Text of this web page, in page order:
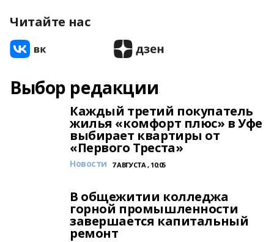
Читайте нас
Выбор редакции
Каждый третий покупатель
жилья «комфорт плюс» в Уфе
выбирает квартиры от
«Первого Треста»
Новости 7 АВГУСТА , 10:05
В общежитии колледжа
горной промышленности
завершается капитальный
ремонт